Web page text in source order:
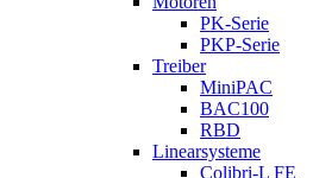
PK-Serie
PKP-Serie
Treiber
MiniPAC
BAC100
RBD
Linearsysteme
Colibri-L FE